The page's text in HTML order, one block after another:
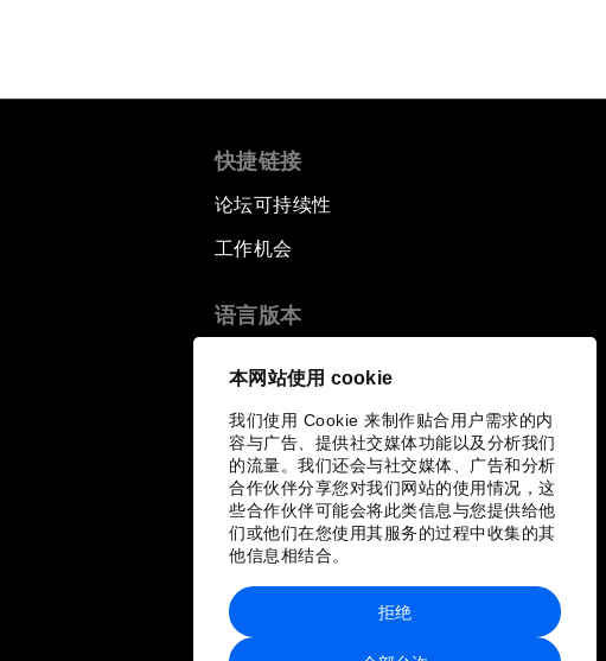
本网站使用 cookie
我们使用 Cookie 来制作贴合用户需求的内
容与广告、提供社交媒体功能以及分析我们
的流量。我们还会与社交媒体、广告和分析
合作伙伴分享您对我们网站的使用情况，这
些合作伙伴可能会将此类信息与您提供给他
们或他们在您使用其服务的过程中收集的其
他信息相结合。
拒绝
快捷链接
论坛可持续性
工作机会
语言版本